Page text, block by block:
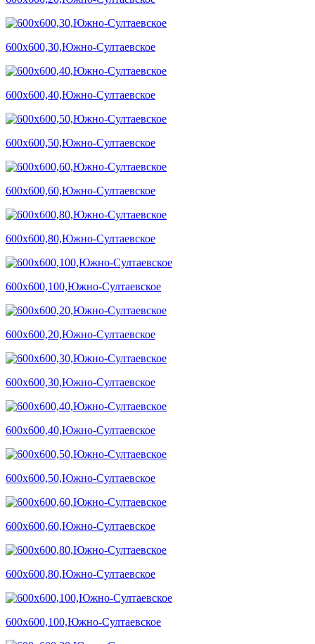
600х600,30,Южно-Султаевское
600х600,40,Южно-Султаевское
600х600,50,Южно-Султаевское
600х600,60,Южно-Султаевское
600х600,80,Южно-Султаевское
600х600,100,Южно-Султаевское
600х600,20,Южно-Султаевское
600х600,30,Южно-Султаевское
600х600,40,Южно-Султаевское
600х600,50,Южно-Султаевское
600х600,60,Южно-Султаевское
600х600,80,Южно-Султаевское
600х600,100,Южно-Султаевское